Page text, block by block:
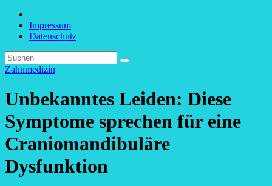
Impressum
Datenschutz
Zahnmedizin
Unbekanntes Leiden: Diese
Symptome sprechen für eine
Craniomandibuläre
Dysfunktion